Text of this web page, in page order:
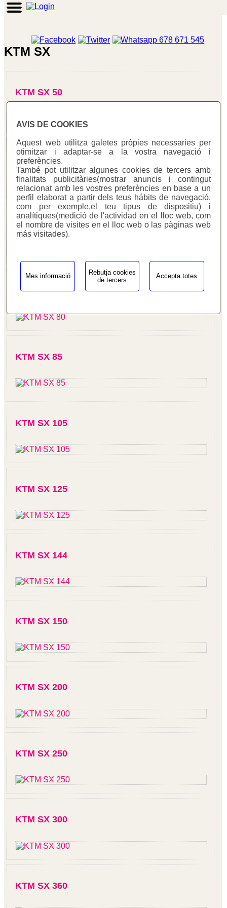
AVIS DE COOKIES
Aquest web utilitza galetes pròpies necessaries per
otimitzar i adaptar-se a la vostra navegació i
preferències.
També pot utilitzar algunes cookies de tercers amb
finalitats publicitàries(mostrar anuncis i contingut
relacionat amb les vostres preferències en base a un
perfil elaborat a partir dels teus hábits de navegació,
com per exemple,el teu tipus de dispositiu) i
analítiques(medició de l'actividad en el lloc web, com
el nombre de visites en el lloc web o las pàginas web
más visitades).
Mes informació
Rebutja cookies
de tercers
Accepta totes
KTM SX
KTM SX 50
KTM SX 60
KTM SX 65
KTM SX 80
KTM SX 85
KTM SX 105
KTM SX 125
KTM SX 144
KTM SX 150
KTM SX 200
KTM SX 250
KTM SX 300
KTM SX 360